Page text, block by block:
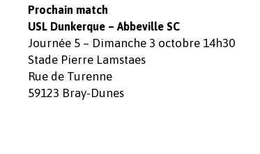
Prochain match
USL Dunkerque – Abbeville SC
Journée 5 – Dimanche 3 octobre 14h30
Stade Pierre Lamstaes
Rue de Turenne
59123 Bray-Dunes